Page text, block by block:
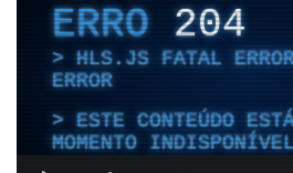
ERRO204
HLS.JS FATAL
ERROR
ESTE CONTEÚDO
MOMENTO